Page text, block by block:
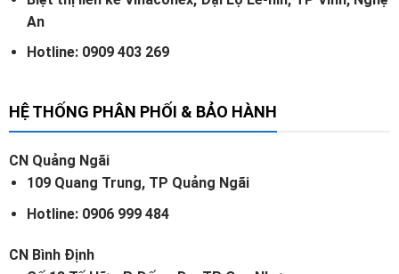
An
Hotline: 0909 403 269
HỆ THỐNG PHÂN PHỐI & BẢO HÀNH
CN Quảng Ngãi
109 Quang Trung, TP Quảng Ngãi
Hotline: 0906 999 484
CN Bình Định